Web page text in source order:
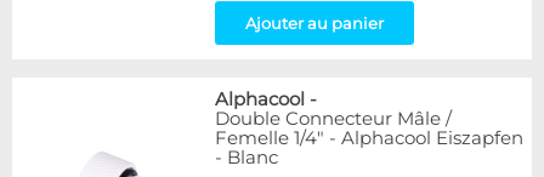
Ajouter au panier
Alphacool -
Double Connecteur Mâle /
Femelle 1/4" - Alphacool Eiszapfen
- Blanc